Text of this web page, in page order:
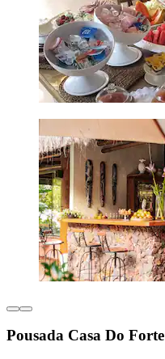
Pousada Casa Do Forte